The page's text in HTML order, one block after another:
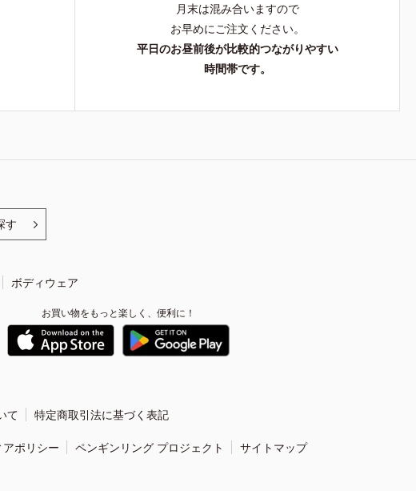
月末は混み合いますので
お早めにご注文ください。
平日のお昼前後が比較的つながりやすい
時間帯です。
す
ボディウェア
お買い物をもっと楽しく、便利に！
て 特定商取引法に基づく表記
ポリシー ペンギンリング プロジェクト サイトマップ